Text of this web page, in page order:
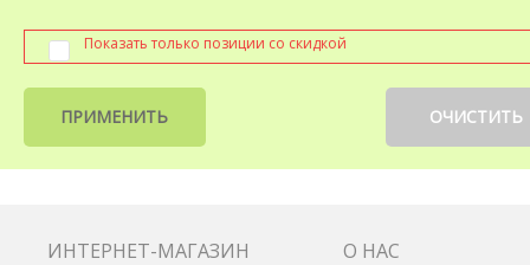
Показать только позиции со скидкой
ПРИМЕНИТЬ ОЧИСТИТЬ
ИНТЕРНЕТ-МАГАЗИН О НАС